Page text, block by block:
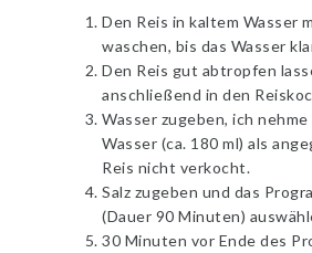
Den Reis in kaltem Wasser
waschen, bis das Wasser
Den Reis gut abtropfen
anschließend in den
Wasser zugeben, ich
Wasser (ca. 180 ml) als
Reis nicht verkocht.
Salz zugeben und das
(Dauer 90 Minuten)
30 Minuten vor Ende des